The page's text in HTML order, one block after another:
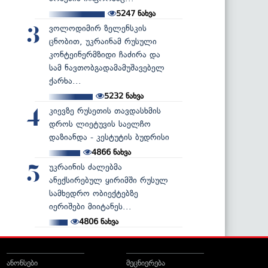
5247 ნახვა
3
ვოლოდიმირ ზელენსკის
ცნობით, უკრაინამ რუსული
კონტეინერმზიდი ჩაძირა და
სამ ნავთობგადამამუშავებელ
ქარხა...
5232ნახვა
4
კიევზე რუსეთის თავდასხმის
დროს ლიეტუვის საელჩო
დაზიანდა - კესტუტის ბუდრისი
4866ნახვა
5
უკრაინის ძალებმა
ანექსირებულ ყირიმში რუსულ
სამხედრო ობიექტებზე
იერიშები მიიტანეს...
4806ნახვა
ანონსები მეცნიერება